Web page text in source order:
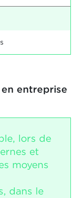
entreprise
lors de
et
moyens
dans le